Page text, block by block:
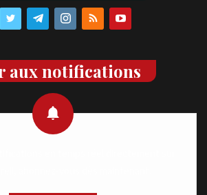
aux notifications